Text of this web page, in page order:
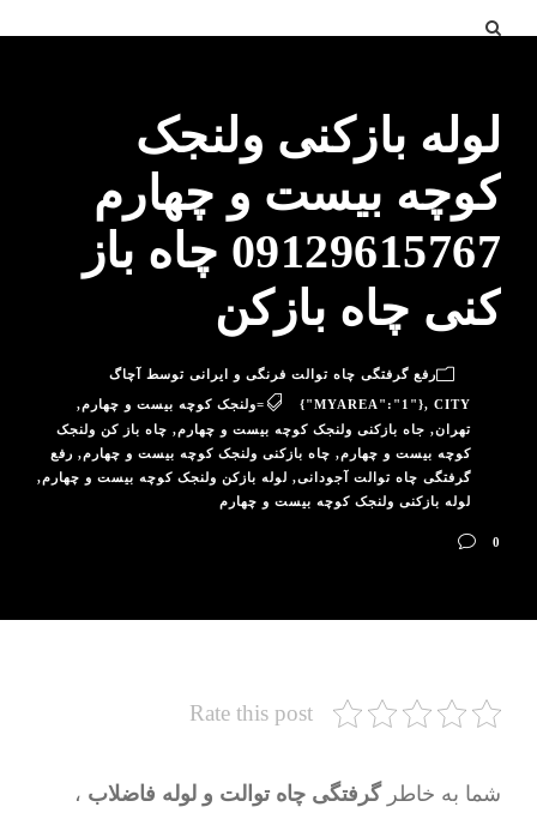
لوله بازکنی ولنجک
کوچه بیست و چهارم
09129615767 چاه باز
کنی چاه بازکن
رفع گرفتگی چاه توالت فرنگی و ایرانی توسط آچاگ
{"MYAREA":"1"}, CITY=ولنجک کوچه بیست و چهارم
,
تهران, جاه بازکنی ولنجک کوچه بیست و چهارم, چاه باز کن ولنجک
کوچه بیست و چهارم, چاه بازکنی ولنجک کوچه بیست و چهارم, رفع
گرفتگی چاه توالت آجودانی, لوله بازکن ولنجک کوچه بیست و چهارم,
لوله بازکنی ولنجک کوچه بیست و چهارم
0
Rate this post
شما به خاطرگرفتگی چاه توالت و لوله فاضلاب ،